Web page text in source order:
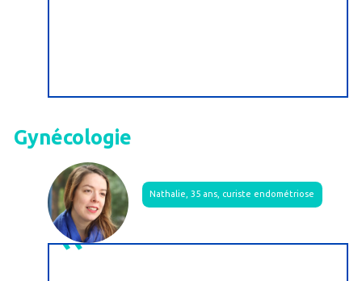
Gynécologie
Nathalie, 35 ans, curiste endométriose